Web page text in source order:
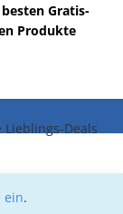
Gratis-
Produkte
Deals
ein.